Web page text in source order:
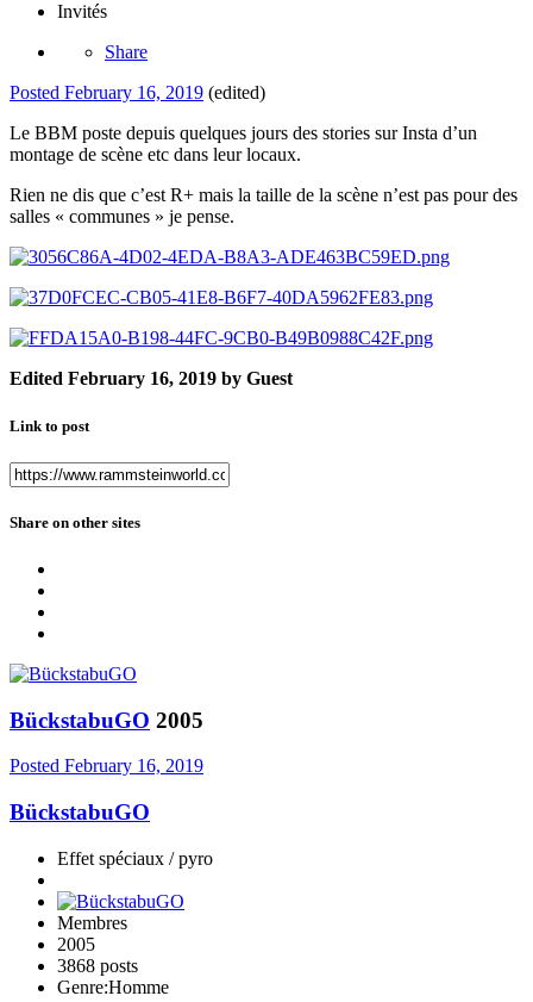
Invités
Share
Posted February 16, 2019 (edited)
Le BBM poste depuis quelques jours des stories sur Insta d’un
montage de scène etc dans leur locaux.
Rien ne dis que c’est R+ mais la taille de la scène n’est pas pour des
salles « communes » je pense.
Edited February 16, 2019 by Guest
Link to post
Share on other sites
BückstabuGO 2005
Posted February 16, 2019
BückstabuGO
Effet spéciaux / pyro
Membres
2005
3868 posts
Genre:Homme